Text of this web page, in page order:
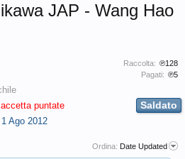
Raccolta: ℗128
Pagati: ℗5
JAP - Wang Hao
Saldato
puntate
1 Ago 2012
Ordina: Date Updated